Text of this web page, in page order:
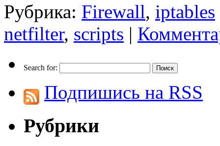
Рубрика: Firewall, iptables
netfilter, scripts |
Search for:
Подпишись на RSS
Рубрики